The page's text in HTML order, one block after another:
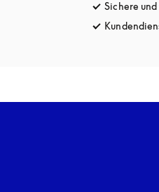
Sichere